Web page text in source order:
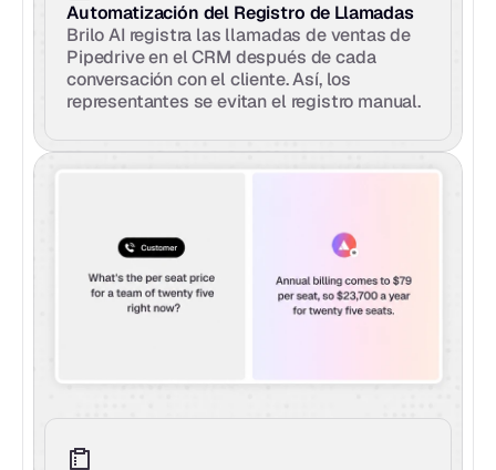
Automatización del Registro de Llamadas
Brilo AI registra las llamadas de ventas de
Pipedrive en el CRM después de cada
conversación con el cliente. Así, los
representantes se evitan el registro manual.